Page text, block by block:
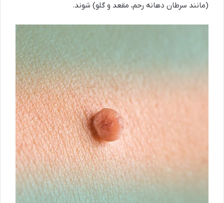
(مانند سرطان دهانه رحم، مقعد و گلو) شوند.